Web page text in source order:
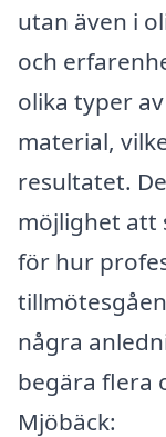
utan även i
och
olika typer
material,
resultatet.
möjlighet att
för hur
några
begära flera
Mjöbäck: